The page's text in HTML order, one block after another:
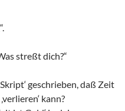
streßt dich?“
geschrieben, daß Zeit
kann?